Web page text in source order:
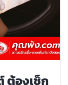
ต้องเช็ก